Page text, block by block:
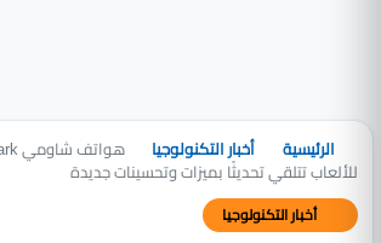
الرئيسية أخبار التكنولوجيا
للألعاب تتلقي تحديثًا بميزات وتحسينات جديدة
أخبار التكنولوجيا